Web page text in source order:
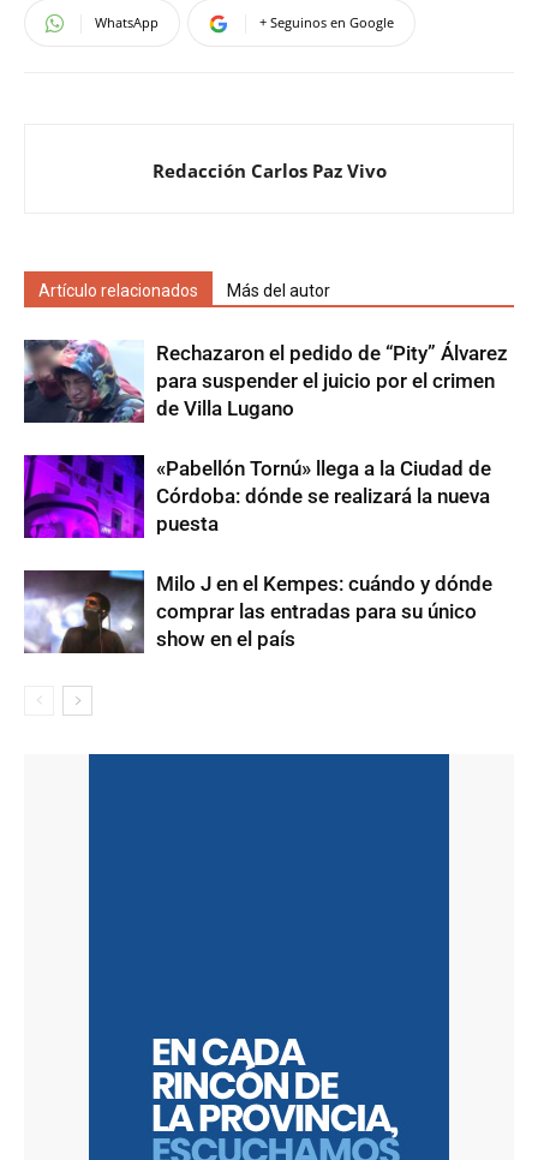
WhatsApp + Seguinos en Google
Redacción Carlos Paz Vivo
Artículo relacionados Más del autor
Rechazaron el pedido de “Pity” Álvarez
para suspender el juicio por el crimen
de Villa Lugano
«Pabellón Tornú» llega a la Ciudad de
Córdoba: dónde se realizará la nueva
puesta
Milo J en el Kempes: cuándo y dónde
comprar las entradas para su único
show en el país